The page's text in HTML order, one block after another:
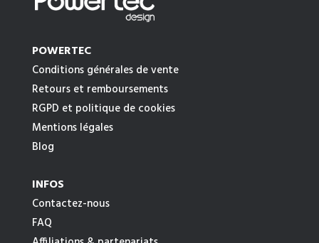
POWERTEC
Conditions générales de vente
Retours et remboursements
RGPD et politique de cookies
Mentions légales
Blog
INFOS
Contactez-nous
FAQ